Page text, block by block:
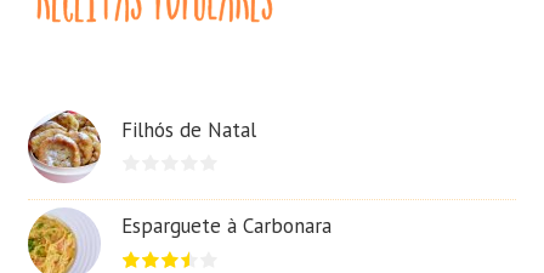
Filhós de Natal
Esparguete à Carbonara